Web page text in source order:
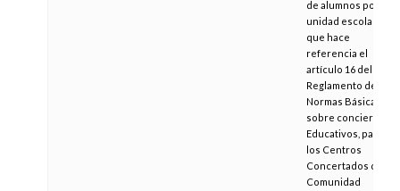
de alumnos por
unidad escolar, a
que hace
referencia el
artículo 16 del
Reglamento de
Normas Básicas
sobre conciertos
Educativos, para
los Centros
Concertados de la
Comunidad